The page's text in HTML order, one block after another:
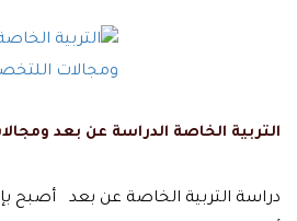
التربية الخاصة الدراسة عن بعد
دراسة التربية الخاصة عن بعد أصبح